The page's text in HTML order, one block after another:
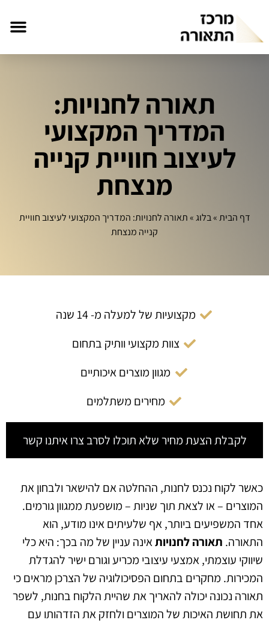
תאורה לחנויות:
המדריך המקצועי
לעיצוב חוויית קנייה
מנצחת
דף הבית»בלוג»תאורה לחנויות: המדריך המקצועי לעיצוב חוויית
קנייה מנצחת
מקצועיות של למעלה מ- 14 שנה
צוות מקצועי וותיק בתחום
מגוון מוצרים איכותיים
מחירים משתלמים
לקבלת הצעת מחיר שלא תוכלו לסרב צרו איתנו קשר
כאשר לקוח נכנס לחנות, ההחלטה אם להישאר ולבחון את
המוצרים – או לצאת תוך שניות – מושפעת ממגוון גורמים.
אחד המשפיעים ביותר, אף שלעיתים אינו מודע, הוא
התאורה. תאורה לחנויותאינה עניין של מה בכך: היא כלי
שיווקי עוצמתי, אמצעי עיצובי מכריע וגורם ישיר להגדלת
המכירות. מחקרים בתחום הפסיכולוגיה של הצרכן מראים כי
תאורה נכונה יכולה להאריך את שהיית הלקוח בחנות, לשפר
את תחושת האיכות של המוצרים ולחזק את הזדהותו עם